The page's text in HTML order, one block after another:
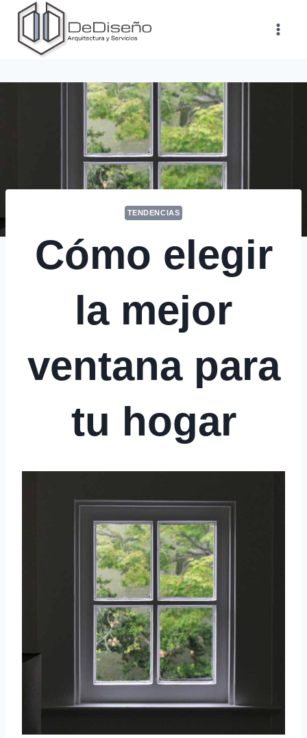
Saltar
contenido
TENDENCIAS
Cómo elegir
la mejor
ventana para
tu hogar